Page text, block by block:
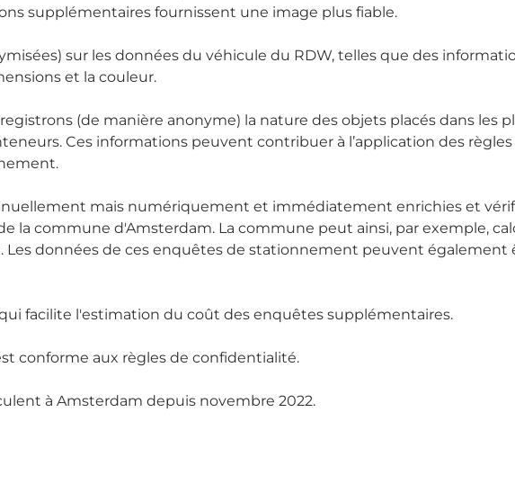
supplémentaires fournissent une image plus fiable.
sur les données du véhicule du RDW, telles que des
et la couleur.
(de manière anonyme) la nature des objets placés dans les
Ces informations peuvent contribuer à l’application des
mais numériquement et immédiatement enrichies et
la commune d'Amsterdam. La commune peut ainsi, par exemple,
données de ces enquêtes de stationnement peuvent également
facilite l'estimation du coût des enquêtes supplémentaires.
conforme aux règles de confidentialité.
à Amsterdam depuis novembre 2022.